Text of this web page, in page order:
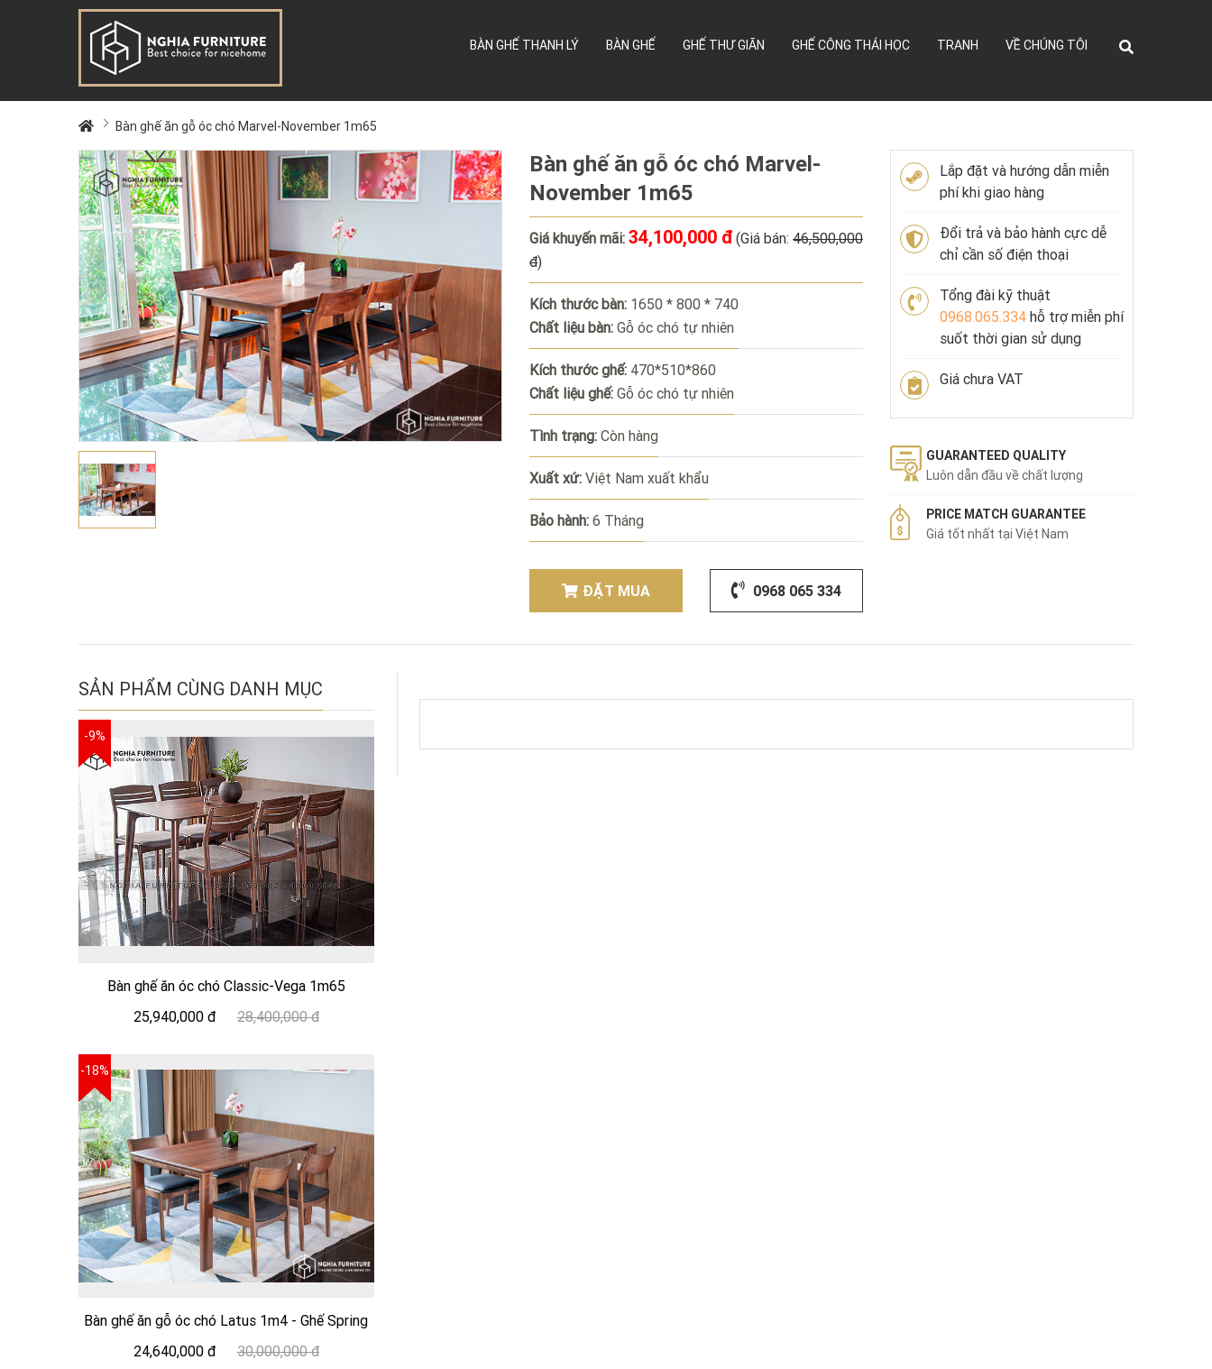
BÀN GHẾ THANH LÝ BÀN GHẾ GHẾ THƯ GIÃN GHẾ CÔNG THÁI HỌC TRANH VỀ CHÚNG TÔI
Bàn ghế ăn gỗ óc chó Marvel-November 1m65
Bàn ghế ăn gỗ óc chó Marvel-
November 1m65
Giá khuyến mãi: 34,100,000 đ (Giá bán: 46,500,000
đ)
Kích thước bàn: 1650 * 800 * 740
Chất liệu bàn: Gỗ óc chó tự nhiên
Kích thước ghế: 470*510*860
Chất liệu ghế: Gỗ óc chó tự nhiên
Tình trạng: Còn hàng
Xuất xứ: Việt Nam xuất khẩu
Bảo hành: 6 Tháng
ĐẶT MUA 0968 065 334
Lắp đặt và hướng dẫn miễn
phí khi giao hàng
Đổi trả và bảo hành cực dễ
chỉ cần số điện thoại
Tổng đài kỹ thuật
0968.065.334 hỗ trợ miễn phí
suốt thời gian sử dụng
Giá chưa VAT
GUARANTEED QUALITY
Luôn dẫn đầu về chất lượng
PRICE MATCH GUARANTEE
Giá tốt nhất tại Việt Nam
SẢN PHẨM CÙNG DANH MỤC
-9%
Bàn ghế ăn óc chó Classic-Vega 1m65
25,940,000 đ
28,400,000 đ
-18%
Bàn ghế ăn gỗ óc chó Latus 1m4 - Ghế Spring
24,640,000 đ
30,000,000 đ